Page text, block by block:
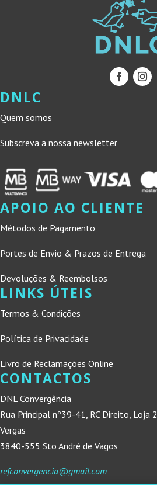
DNLC
Quem somos
Subscreva a nossa newsletter
APOIO AO CLIENTE
Métodos de Pagamento
Portes de Envio & Prazos de Entrega
Devoluções & Reembolsos
LINKS ÚTEIS
Termos & Condições
Política de Privacidade
Livro de Reclamações Online
CONTACTOS
DNL Convergência
Rua Principal nº39-41, RC Direito, Loja 2
Vergas
3840-555 Sto André de Vagos
refconvergencia@gmail.com